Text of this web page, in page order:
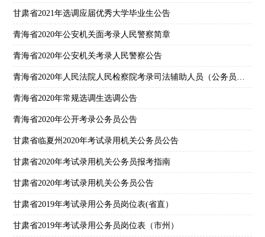
甘肃省2021年选调应届优秀大学毕业生公告
青海省2020年公安机关面考录人民警察简章
青海省2020年公安机关考录人民警察公告
青海省2020年人民法院人民检察院考录司法辅助人员（公务员）公告
青海省2020年常规选调生选调公告
青海省2020年公开考录公务员公告
甘肃省临夏州2020年考试录用机关公务员公告
甘肃省2020年考试录用机关公务员报考指南
甘肃省2020年考试录用机关公务员公告
甘肃省2019年考试录用公务员岗位表(省直）
甘肃省2019年考试录用公务员岗位表（市州）